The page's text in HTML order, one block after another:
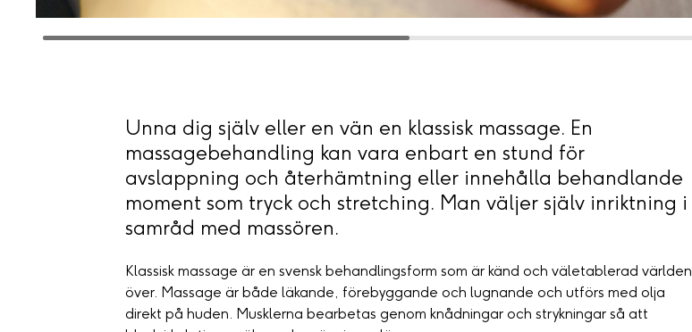
Unna dig själv eller en vän en klassisk massage. En
massagebehandling kan vara enbart en stund för
avslappning och återhämtning eller innehålla behandlande
moment som tryck och stretching. Man väljer själv inriktning i
samråd med massören.
Klassisk massage är en svensk behandlingsform som är känd och väletablerad världen
över. Massage är både läkande, förebyggande och lugnande och utförs med olja
direkt på huden. Musklerna bearbetas genom knådningar och strykningar så att